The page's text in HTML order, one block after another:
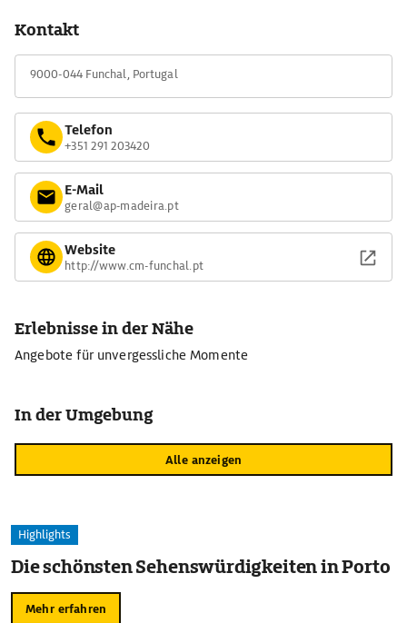
Kontakt
9000-044 Funchal, Portugal
Telefon
+351 291 203420
E-Mail
geral@ap-madeira.pt
Website
http://www.cm-funchal.pt
Erlebnisse in der Nähe
Angebote für unvergessliche Momente
In der Umgebung
Alle anzeigen
Highlights
Die schönsten Sehenswürdigkeiten in Porto
Mehr erfahren